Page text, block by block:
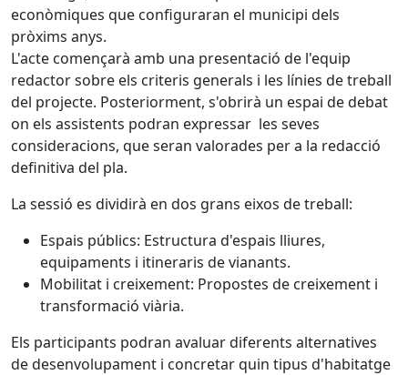
econòmiques que configuraran el municipi dels
pròxims anys.
L'acte començarà amb una presentació de l'equip
redactor sobre els criteris generals i les línies de treball
del projecte. Posteriorment, s'obrirà un espai de debat
on els assistents podran expressar les seves
consideracions, que seran valorades per a la redacció
definitiva del pla.
La sessió es dividirà en dos grans eixos de treball:
Espais públics: Estructura d'espais lliures,
equipaments i itineraris de vianants.
Mobilitat i creixement: Propostes de creixement i
transformació viària.
Els participants podran avaluar diferents alternatives
de desenvolupament i concretar quin tipus d'habitatge